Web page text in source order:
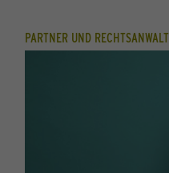
PARTNER UND RECHTSANWALT